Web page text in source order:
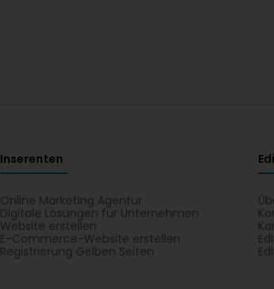
Inserenten
Online Marketing Agentur
Digitale Lösungen für Unternehmen
Website erstellen
E-Commerce-Website erstellen
Registrierung Gelben Seiten